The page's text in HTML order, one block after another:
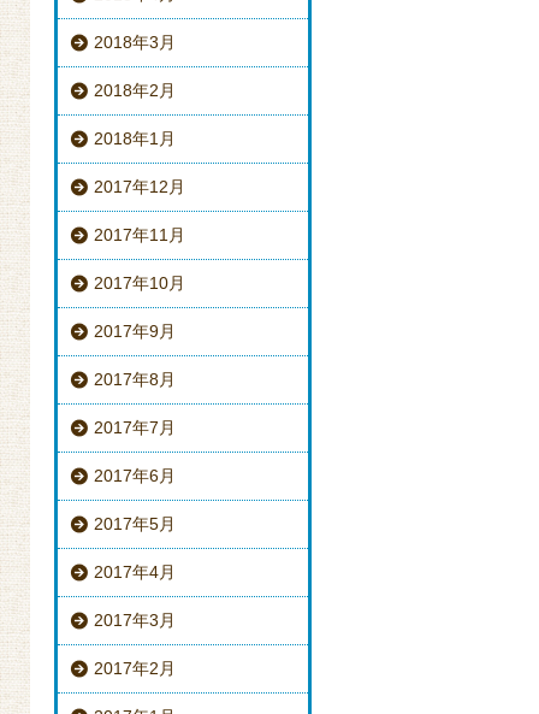
2018年3月
2018年2月
2018年1月
2017年12月
2017年11月
2017年10月
2017年9月
2017年8月
2017年7月
2017年6月
2017年5月
2017年4月
2017年3月
2017年2月